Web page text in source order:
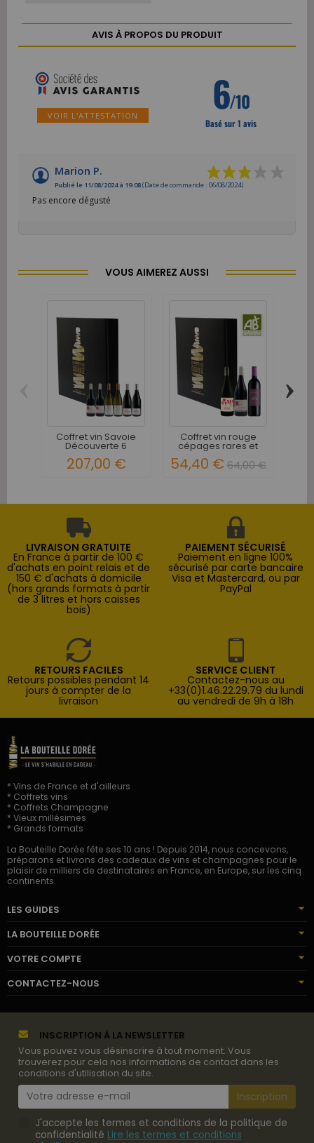
AVIS À PROPOS DU PRODUIT
VOIR L'ATTESTATION 6/10
Basé sur 1 avis
Marion P.
Publié le 11/08/2024 à 19:08(Date de commande : 06/08/2024)
Pas encore dégusté
VOUS AIMEREZ AUSSI
Coffret vin Savoie
Découverte 6
207,00 €
Coffret vin rouge
cépages rares et
oubliés...
54,40 € 64,00 €
›
LIVRAISON GRATUITE
En France à partir de 100 €
d'achats en point relais et de
150 € d'achats à domicile
(hors grands formats à partir
de 3 litres et hors caisses
bois)
PAIEMENT SÉCURISÉ
Paiement en ligne 100%
sécurisé par carte bancaire
Visa et Mastercard, ou par
PayPal
RETOURS FACILES
Retours possibles pendant 14
jours à compter de la
livraison
SERVICE CLIENT
Contactez-nous au
+33(0)1.46.22.29.79 du lundi
au vendredi de 9h à 18h
* Vins de France et d'ailleurs
* Coffrets vins
* Coffrets Champagne
* Vieux millésimes
* Grands formats
La Bouteille Dorée fête ses 10 ans ! Depuis 2014, nous concevons,
préparons et livrons des cadeaux de vins et champagnes pour le
plaisir de milliers de destinataires en France, en Europe, sur les cinq
continents.
LES GUIDES
LA BOUTEILLE DORÉE
VOTRE COMPTE
CONTACTEZ-NOUS
INSCRIPTION À LA NEWSLETTER
Vous pouvez vous désinscrire à tout moment. Vous
trouverez pour cela nos informations de contact dans les
conditions d'utilisation du site.
J'accepte les termes et conditions de la politique de
confidentialité Lire les termes et conditions